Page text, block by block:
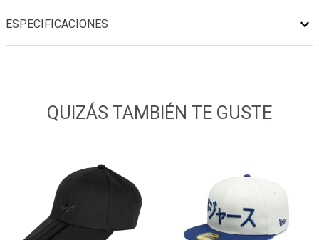
ESPECIFICACIONES
QUIZÁS TAMBIÉN TE GUSTE